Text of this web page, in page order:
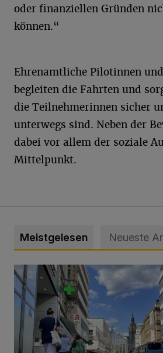
oder finanziellen Gründen
können.“
Ehrenamtliche Pilotinnen
begleiten die Fahrten und
die Teilnehmerinnen sicher
unterwegs sind. Neben der
dabei vor allem der soziale
Mittelpunkt.
Meistgelesen Neueste
Ein Unzustand und Skandal